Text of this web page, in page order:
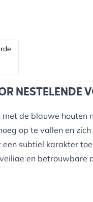
NESTELENDE
de blauwe houten
op te vallen en
subtiel karakter
en betrouwbare